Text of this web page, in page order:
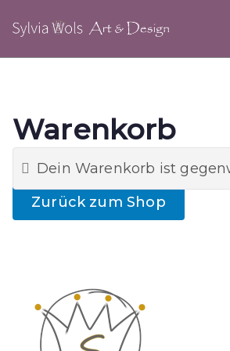
zum
Inhalt
Warenkorb
Dein Warenkorb ist
Zurück zum Shop